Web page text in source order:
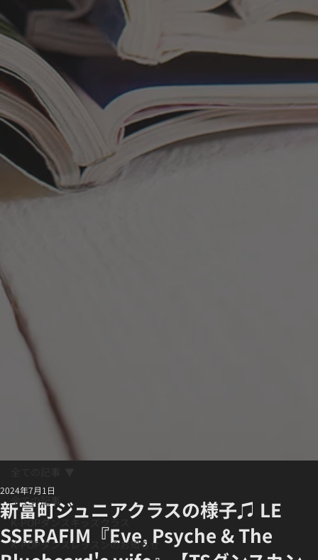
全ての記事
K-POPダンスキッズクラス
K-POPダンスレッスンのお知らせ
新富町ジュニアクラスの様子♫ LE
SSERAFIM『Eve, Psyche & The
2024年7月1日